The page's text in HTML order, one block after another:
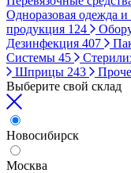
Одноразовая одежда и
продукция 124
Дезинфекция 407
Системы 45
Шприцы 243
Выберите свой склад
Новосибирск
Москва